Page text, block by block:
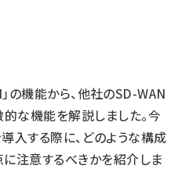
の機能から、他社のSD-WAN
な機能を解説しました。今
入する際に、どのような構成
に注意するべきかを紹介しま